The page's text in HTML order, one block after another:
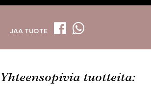
JAA TUOTE
Yhteensopivia tuotteita: